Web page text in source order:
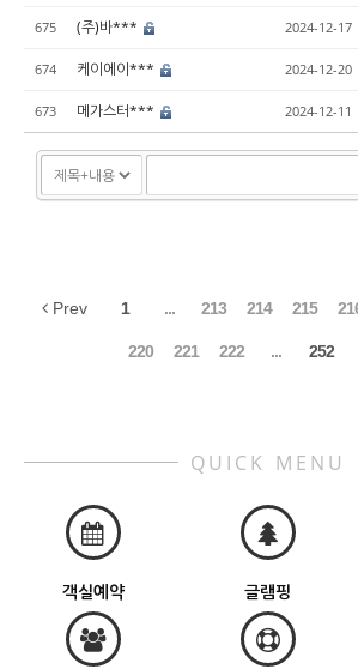
675 (주)바*** 2024-12-17
674 케이에이*** 2024-12-20
673 메가스터*** 2024-12-11
Prev 1 ... 213 214 215
220 221 222 ... 252
QUICK MENU
객실예약 글램핑